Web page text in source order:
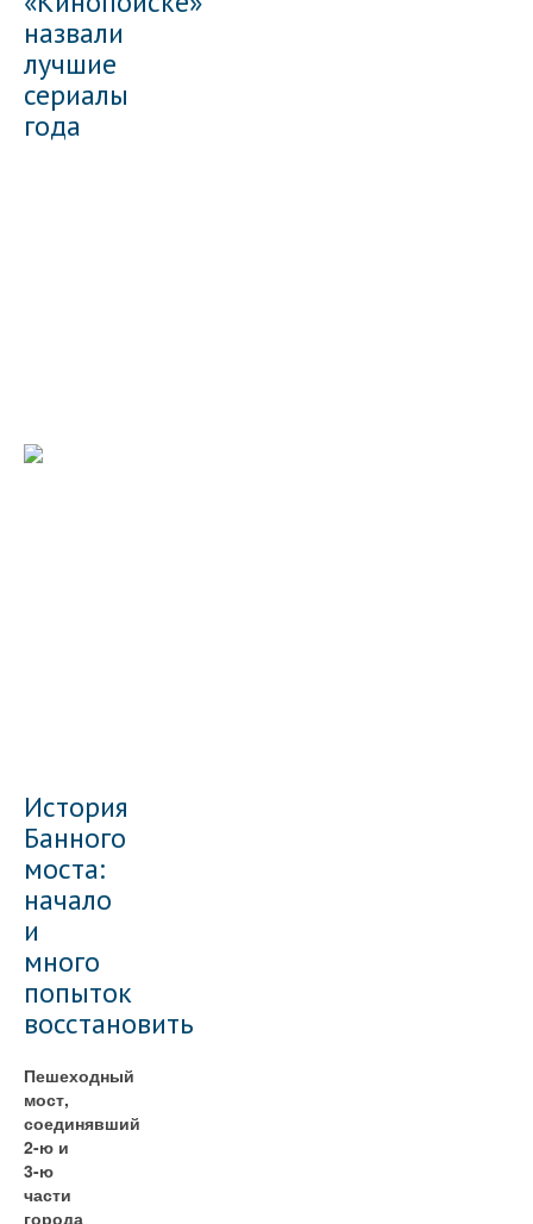
назвали
лучшие
сериалы
года
История
Банного
моста:
начало
и
много
попыток
восстановить
Пешеходный
мост,
соединявший
2-ю и
3-ю
части
города